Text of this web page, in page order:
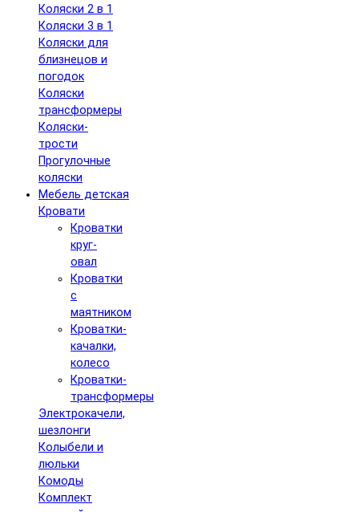
Коляски 2 в 1
Коляски 3 в 1
Коляски для
близнецов и
погодок
Коляски
трансформеры
Коляски-
трости
Прогулочные
коляски
Мебель детская
Кровати
Кроватки
круг-
овал
Кроватки
с
маятником
Кроватки-
качалки,
колесо
Кроватки-
трансформеры
Электрокачели,
шезлонги
Колыбели и
люльки
Комоды
Комплект